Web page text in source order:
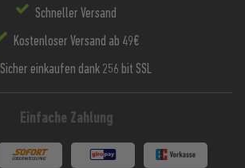
Schneller Versand
Kostenloser Versand ab 49€
Sicher einkaufen dank 256 bit SSL
Einfache Zahlung